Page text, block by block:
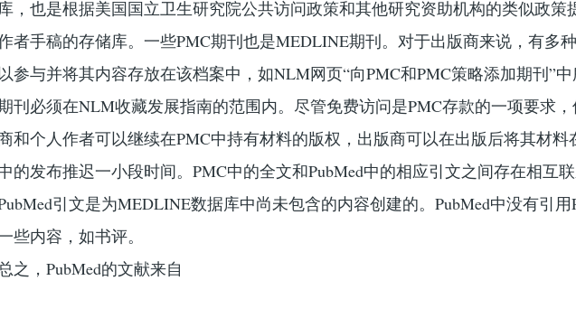
库，也是根据美国国立卫生研究院公共访问政策和其他研究资助机构的类似政策
者手稿的存储库。一些PMC期刊也是MEDLINE期刊。对于出版商来说，有多
参与并将其内容存放在该档案中，如NLM网页“向PMC和PMC策略添加期刊”中
刊必须在NLM收藏发展指南的范围内。尽管免费访问是PMC存款的一项要求，
和个人作者可以继续在PMC中持有材料的版权，出版商可以在出版后将其材料
的发布推迟一小段时间。PMC中的全文和PubMed中的相应引文之间存在相互联
引文是为MEDLINE数据库中尚未包含的内容创建的。PubMed中没有引用
些内容，如书评。
之，PubMed的文献来自